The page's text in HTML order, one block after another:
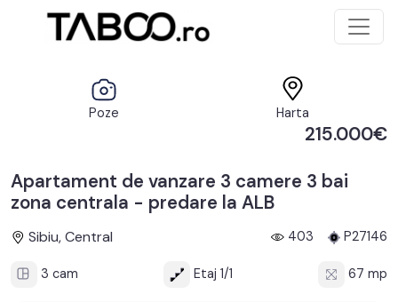
Poze Harta
215.000€
Apartament de vanzare 3 camere 3 bai
zona centrala - predare la ALB
Sibiu, Central 403 P27146
3 cam Etaj 1/1 67 mp